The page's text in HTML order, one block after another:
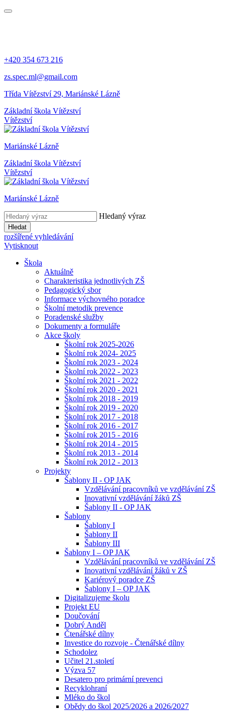
+420 354 673 216
zs.spec.ml@gmail.com
Třída Vítězství 29, Mariánské Lázně
Základní škola Vítězství
Vítězství
Mariánské Lázně
Základní škola Vítězství
Vítězství
Mariánské Lázně
Hledaný výraz
Hledat
rozšířené vyhledávání
Vytisknout
Škola
Aktuálně
Charakteristika jednotlivých ZŠ
Pedagogický sbor
Informace výchovného poradce
Školní metodik prevence
Poradenské služby
Dokumenty a formuláře
Akce školy
Školní rok 2025-2026
Školní rok 2024- 2025
Školní rok 2023 - 2024
Školní rok 2022 - 2023
Školní rok 2021 - 2022
Školní rok 2020 - 2021
Školní rok 2018 - 2019
Školní rok 2019 - 2020
Školní rok 2017 - 2018
Školní rok 2016 - 2017
Školní rok 2015 - 2016
Školní rok 2014 - 2015
Školní rok 2013 - 2014
Školní rok 2012 - 2013
Projekty
Šablony II - OP JAK
Vzdělávání pracovníků ve vzdělávání ZŠ
Inovativní vzdělávání žáků ZŠ
Šablony II - OP JAK
Šablony
Šablony I
Šablony II
Šablony III
Šablony I – OP JAK
Vzdělávání pracovníků ve vzdělávání ZŠ
Inovativní vzdělávání žáků v ZŠ
Kariérový poradce ZŠ
Šablony I – OP JAK
Digitalizujeme školu
Projekt EU
Doučování
Dobrý Anděl
Čtenářské dílny
Investice do rozvoje - Čtenářské dílny
Schodolez
Učitel 21.století
Výzva 57
Desatero pro primární prevenci
Recyklohraní
Mléko do škol
Obědy do škol 2025/2026 a 2026/2027